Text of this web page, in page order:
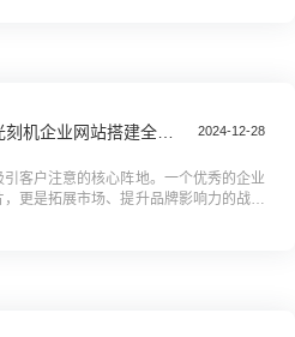
2024-12-28
客户注意的核心阵地。一个优秀的企业
更是拓展市场、提升品牌影响力的战略